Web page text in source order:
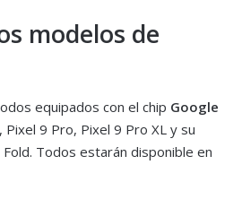
modelos de
equipados con el chip Google
Pixel 9 Pro, Pixel 9 Pro XL y su
Todos estarán disponible en